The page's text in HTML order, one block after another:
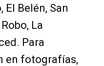
El Belén, San
La
Para
en fotografías,